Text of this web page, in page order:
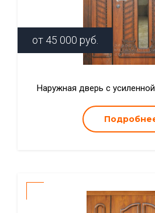
от 45 000 руб.
Наружная дверь с